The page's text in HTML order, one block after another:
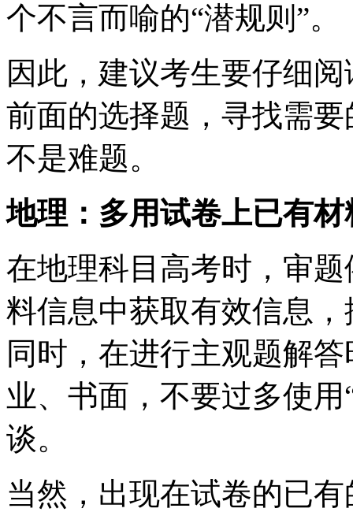
个不言而喻的“潜规则”。
因此，建议考生要仔细
前面的选择题，寻找需
不是难题。
地理：多用试卷上已有材
在地理科目高考时，审
料信息中获取有效信息
同时，在进行主观题解
业、书面，不要过多使
谈。
当然，出现在试卷的已